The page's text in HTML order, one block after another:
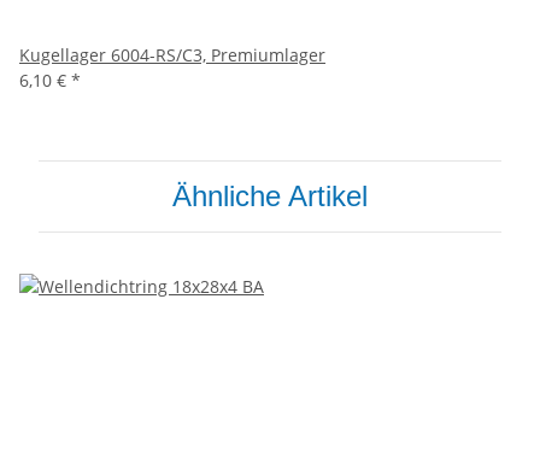
Kugellager 6004-RS/C3, Premiumlager
6,10 € *
Ähnliche Artikel